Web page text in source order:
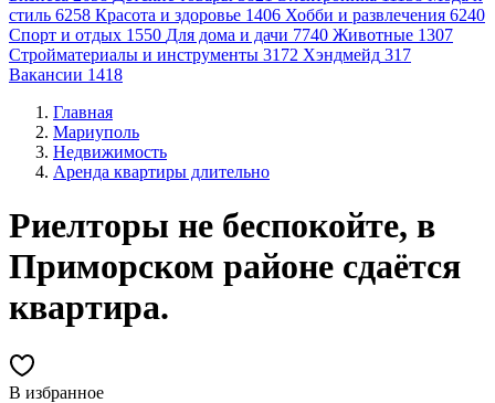
стиль 6258 Красота и здоровье 1406 Хобби и развлечения 6240
Спорт и отдых 1550 Для дома и дачи 7740 Животные 1307
Стройматериалы и инструменты 3172 Хэндмейд 317
Вакансии 1418
Главная
Мариуполь
Недвижимость
Аренда квартиры длительно
Риелторы не беспокойте, в
Приморском районе сдаётся
квартира.
В избранное